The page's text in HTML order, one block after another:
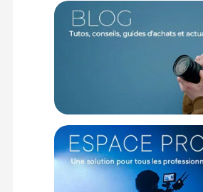
le poids pour éviter la fatigue. Le
s'effectue instantanément et sans
conception ouverte sur le dessous
système de fixation magnétique
DJI pour basculer facilement sur
Caractéristiques de la cage street
SmallRig 6371 pour DJI Osmo Action
Marque : SmallRig
Modèle : 6371 (Cage Street Photography
Catégorie : Cage et accessoires pour
Compatibilité : DJI Osmo Action 5 Pro, DJI